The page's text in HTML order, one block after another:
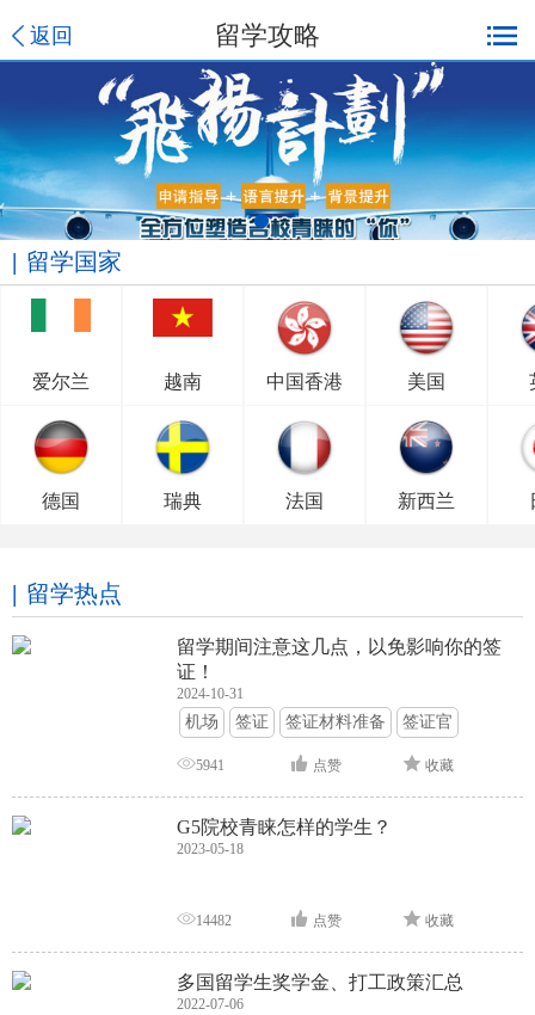
返回 留学攻略
留学国家
爱尔兰 越南 中国香港 美国
德国 瑞典 法国 新西兰
留学热点
留学期间注意这几点，以免影响你的签
证！
2024-10-31
机场 签证 签证材料准备 签证官
签证面试 签证申请攻略
5941 点赞 收藏
G5院校青睐怎样的学生？
2023-05-18
14482 点赞 收藏
多国留学生奖学金、打工政策汇总
2022-07-06